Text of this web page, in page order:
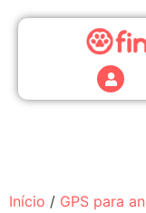
Início / GPS para